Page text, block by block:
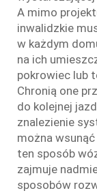
A mimo
inwalidzkie
w każdym
na ich
pokrowiec lub
Chronią one
do kolejnej
znalezienie
można
ten sposób
zajmuje
sposobów